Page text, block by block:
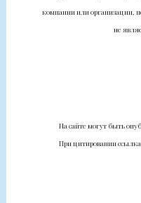
компании или организации,
не
На сайте могут быть
При цитировании